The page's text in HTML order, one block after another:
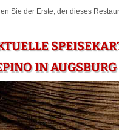
Sie der Erste, der dieses
IN AUGSBURG